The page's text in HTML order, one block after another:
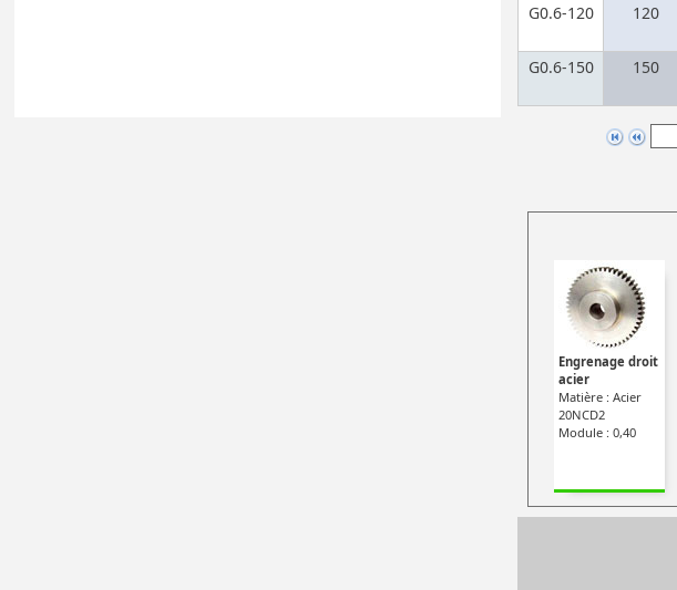
G0.6-120
120
G0.6-150
150
Engrenage droit
acier
Matière : Acier
20NCD2
Module : 0,40